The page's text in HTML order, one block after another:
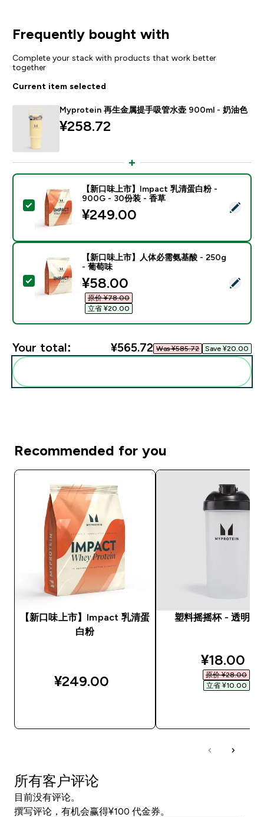
Frequently bought with
Complete your stack with products that work better
together
Current item selected
Myprotein 再生金属提手吸管水壶 900ml - 奶油色
¥258.72‎
Select this product - 【新口味上市】Impact 乳清蛋
【新口味上市】Impact 乳清蛋白粉 -
900G - 30份装 - 香草
¥249.00‎
Select this product - 【新口味上市】人体必需氨基酸
【新口味上市】人体必需氨基酸 - 250g
- 葡萄味
discounted price
¥58.00‎
原价 ¥78.00‎
立省 ¥20.00‎
Your total: ¥565.72‎ Was ¥585.72‎ Save ¥20.00‎
Recommended for you
【新口味上市】Impact 乳清蛋
白粉
¥249.00‎
塑料摇摇杯 - 透明 /
¥18.00‎
原价 ¥28.00‎
立省 ¥10.00‎
所有客户评论
目前没有评论。
撰写评论，有机会赢得¥100 代金券。